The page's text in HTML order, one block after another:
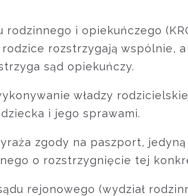
rodzinnego i opiekuńczego
rozstrzygają wspólnie,
sąd opiekuńczy.
władzy
i jego sprawami.
zgody na paszport,
o rozstrzygnięcie tej
rejonowego (wydział